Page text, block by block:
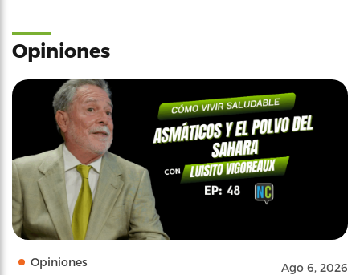
Opiniones
Opiniones Ago 6, 2026